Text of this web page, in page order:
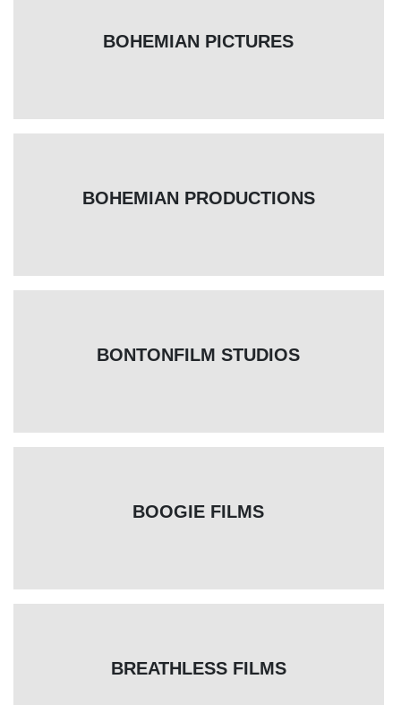
BOHEMIAN PICTURES
BOHEMIAN PRODUCTIONS
BONTONFILM STUDIOS
BOOGIE FILMS
BREATHLESS FILMS